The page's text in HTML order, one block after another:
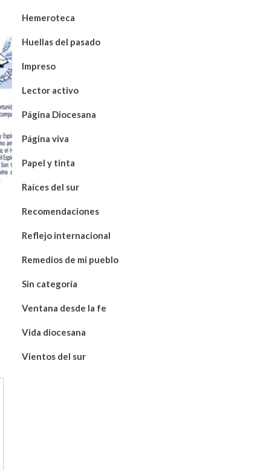
Hemeroteca
Huellas del pasado
Impreso
Lector activo
Página Diocesana
Página viva
Papel y tinta
Raíces del sur
Recomendaciones
Reflejo internacional
Remedios de mi pueblo
Sin categoría
Ventana desde la fe
Vida diocesana
Vientos del sur